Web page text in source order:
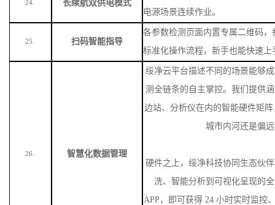
24. 长续航双供电模式
电源场景连续作业。
25. 扫码智能指导
各参数检测页面内置专属二维码
标准化操作流程，新手也能快速上
26. 智慧化数据管理
绥净云平台描述不同的场景能够
测全链条的自主掌控。我们提供
边站、分析仪在内的智能硬件矩
城市内河还是偏
硬件之上，绥净科技协同生态伙
洗、智能分析到可视化呈现的
APP，即可获得 24 小时实时监控